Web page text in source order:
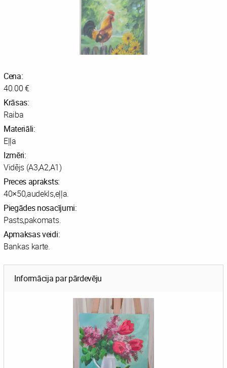
Cena:
40.00 €
Krāsas:
Raiba
Materiāli:
Eļļa
Izmēri:
Vidējs (A3,A2,A1)
Preces apraksts:
40×50,audekls,eļļa.
Piegādes nosacījumi:
Pasts,pakomats.
Apmaksas veidi:
Bankas karte.
Informācija par pārdevēju